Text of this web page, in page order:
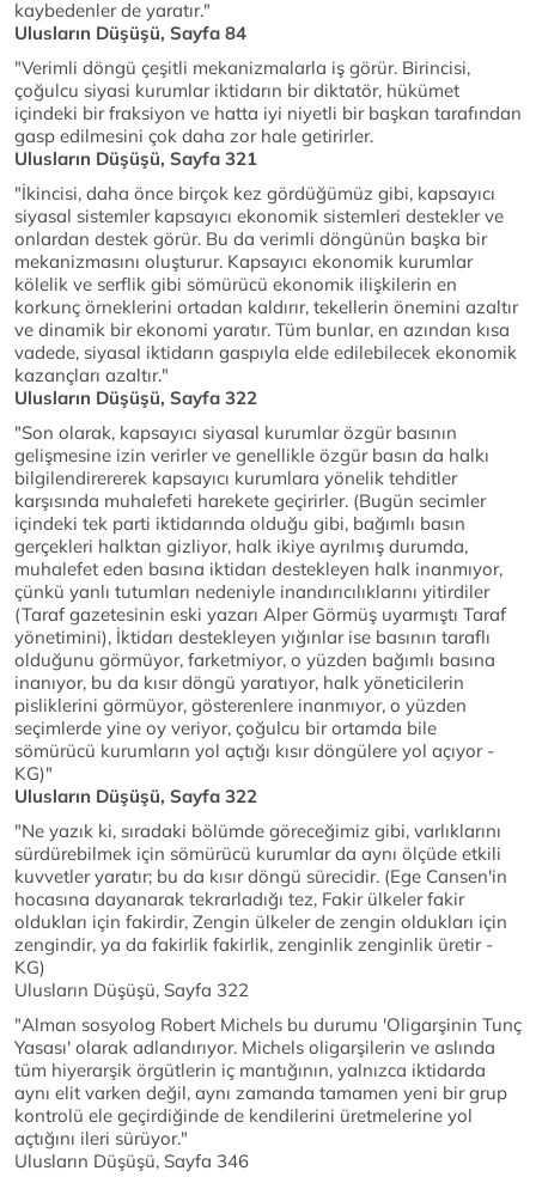
kaybedenler de yaratır."
Ulusların Düşüşü, Sayfa 84
"Verimli döngü çeşitli mekanizmalarla iş görür. Birincisi,
çoğulcu siyasi kurumlar iktidarın bir diktatör, hükümet
içindeki bir fraksiyon ve hatta iyi niyetli bir başkan tarafından
gasp edilmesini çok daha zor hale getirirler.
Ulusların Düşüşü, Sayfa 321
"İkincisi, daha önce birçok kez gördüğümüz gibi, kapsayıcı
siyasal sistemler kapsayıcı ekonomik sistemleri destekler ve
onlardan destek görür. Bu da verimli döngünün başka bir
mekanizmasını oluşturur. Kapsayıcı ekonomik kurumlar
kölelik ve serflik gibi sömürücü ekonomik ilişkilerin en
korkunç örneklerini ortadan kaldırır, tekellerin önemini azaltır
ve dinamik bir ekonomi yaratır. Tüm bunlar, en azından kısa
vadede, siyasal iktidarın gaspıyla elde edilebilecek ekonomik
kazançları azaltır."
Ulusların Düşüşü, Sayfa 322
"Son olarak, kapsayıcı siyasal kurumlar özgür basının
gelişmesine izin verirler ve genellikle özgür basın da halkı
bilgilendirererek kapsayıcı kurumlara yönelik tehditler
karşısında muhalefeti harekete geçirirler. (Bugün secimler
içindeki tek parti iktidarında olduğu gibi, bağımlı basın
gerçekleri halktan gizliyor, halk ikiye ayrılmış durumda,
muhalefet eden basına iktidarı destekleyen halk inanmıyor,
çünkü yanlı tutumları nedeniyle inandırıcılıklarını yitirdiler
(Taraf gazetesinin eski yazarı Alper Görmüş uyarmıştı Taraf
yönetimini), İktidarı destekleyen yığınlar ise basının taraflı
olduğunu görmüyor, farketmiyor, o yüzden bağımlı basına
inanıyor, bu da kısır döngü yaratıyor, halk yöneticilerin
pisliklerini görmüyor, gösterenlere inanmıyor, o yüzden
seçimlerde yine oy veriyor, çoğulcu bir ortamda bile
sömürücü kurumların yol açtığı kısır döngülere yol açıyor -
KG)"
Ulusların Düşüşü, Sayfa 322
"Ne yazık ki, sıradaki bölümde göreceğimiz gibi, varlıklarını
sürdürebilmek için sömürücü kurumlar da aynı ölçüde etkili
kuvvetler yaratır; bu da kısır döngü sürecidir. (Ege Cansen'in
hocasına dayanarak tekrarladığı tez, Fakir ülkeler fakir
oldukları için fakirdir, Zengin ülkeler de zengin oldukları için
zengindir, ya da fakirlik fakirlik, zenginlik zenginlik üretir -
KG)
Ulusların Düşüşü, Sayfa 322
"Alman sosyolog Robert Michels bu durumu 'Oligarşinin Tunç
Yasası' olarak adlandırıyor. Michels oligarşilerin ve aslında
tüm hiyerarşik örgütlerin iç mantığının, yalnızca iktidarda
aynı elit varken değil, aynı zamanda tamamen yeni bir grup
kontrolü ele geçirdiğinde de kendilerini üretmelerine yol
açtığını ileri sürüyor."
Ulusların Düşüşü, Sayfa 346